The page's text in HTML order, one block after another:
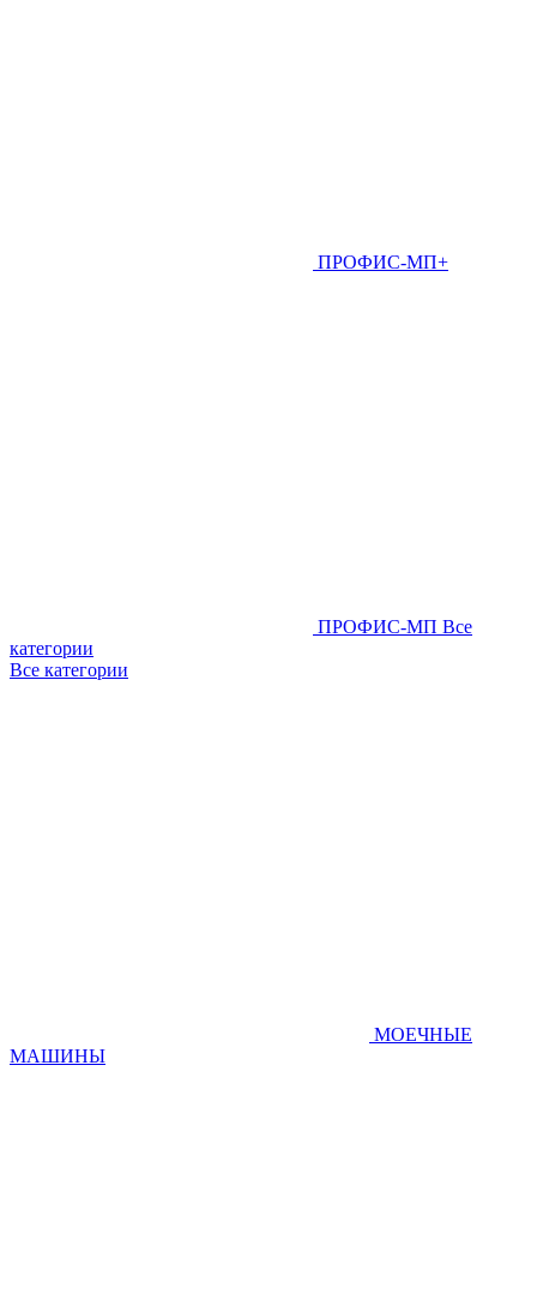
ПРОФИС-МП+
ПРОФИС-МП Все
категории
Все категории
МОЕЧНЫЕ
МАШИНЫ